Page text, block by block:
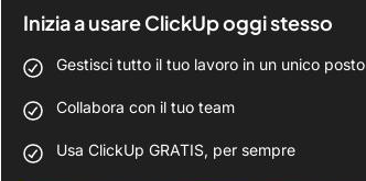
Inizia a usare ClickUp oggi stesso
Gestisci tutto il tuo lavoro in un unico posto
Collabora con il tuo team
Usa ClickUp GRATIS, per sempre